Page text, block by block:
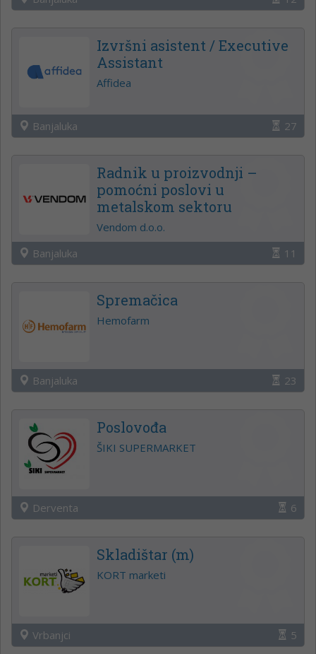
Izvršni asistent / Executive
Assistant
Affidea
Banjaluka 27
Radnik u proizvodnji –
pomoćni poslovi u
metalskom sektoru
Vendom d.o.o.
Banjaluka
11
Spremačica
Hemofarm
Banjaluka 23
Poslovođa
ŠIKI SUPERMARKET
Derventa 6
Skladištar (m)
KORT marketi
Vrbanjci 5